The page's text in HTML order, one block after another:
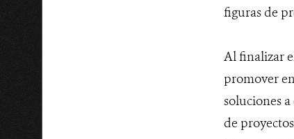
figuras de
Al finalizar
promover
soluciones
de